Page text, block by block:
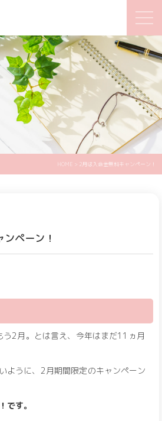
HOME > 2月は入会金無料キャンペーン！
ペーン！
2月。とは言え、今年はまだ11ヵ月
ように、2月期間限定のキャンペーン
です。